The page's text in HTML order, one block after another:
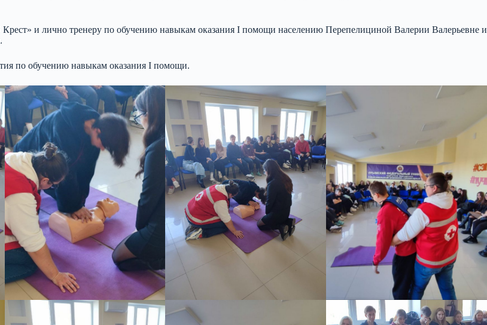
и лично тренеру по обучению навыкам оказания I помощи населению Перепелициной Валерии Валерьевне и
по обучению навыкам оказания I помощи.